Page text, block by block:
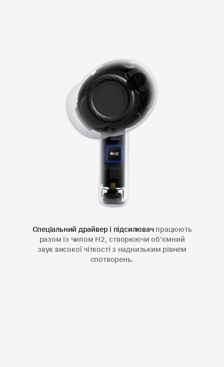
Спеціальний драйвер і підсилювачпрацюють
разом із чипом H2, створюючи об’ємний
звук високої чіткості з наднизьким рівнем
спотворень.